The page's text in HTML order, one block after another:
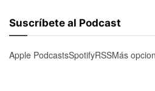
Suscríbete al Podcast
Apple PodcastsSpotifyRSSMás